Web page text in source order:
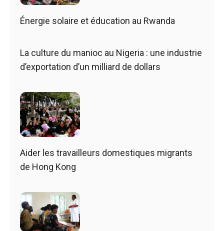
Énergie solaire et éducation au Rwanda
La culture du manioc au Nigeria : une industrie
d’exportation d’un milliard de dollars
Aider les travailleurs domestiques migrants
de Hong Kong